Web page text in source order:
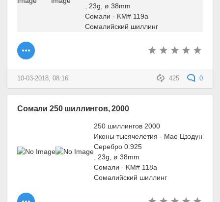
, 23g, ø 38mm
Сомали - KM# 119a
Сомалийский шиллинг
425 0
10-03-2018, 08:16
Сомали 250 шиллингов, 2000
250 шиллингов 2000
Иконы тысячелетия - Мао Цзэдун
Серебро 0.925
, 23g, ø 38mm
Сомали - KM# 118a
Сомалийский шиллинг